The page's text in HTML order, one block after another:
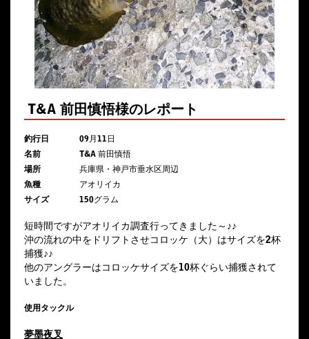
T&A 前田慎悟様のレポート
釣行日
09月11日
名前
T&A 前田慎悟
場所
兵庫県・神戸市垂水区周辺
魚種
アオリイカ
サイズ
150グラム
短時間ですがアオリイカ調査行ってきました～♪♪
沖の流れの中をドリフトさせコロッケ（大）はサイズを2杯
捕獲♪♪
他のアングラーはコロッケサイズを10杯ぐらい捕獲されて
いました。
使用タックル
夢墨夜叉